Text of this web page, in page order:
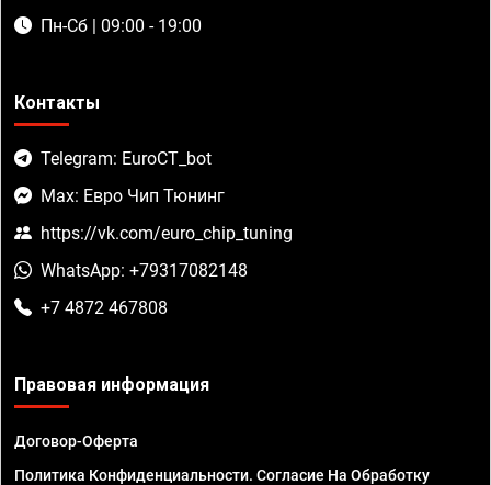
Пн-Сб | 09:00 - 19:00
Контакты
Telegram: EuroCT_bot
Max: Евро Чип Тюнинг
https://vk.com/euro_chip_tuning
WhatsApp: +79317082148
+7 4872 467808
Правовая информация
Договор-Оферта
Политика Конфиденциальности. Согласие На Обработку